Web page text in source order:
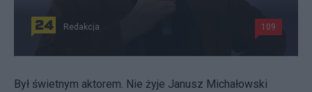
Redakcja 109
Był świetnym aktorem. Nie żyje Janusz Michałowski